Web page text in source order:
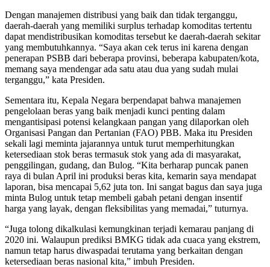
Dengan manajemen distribusi yang baik dan tidak terganggu,
daerah-daerah yang memiliki surplus terhadap komoditas tertentu
dapat mendistribusikan komoditas tersebut ke daerah-daerah sekitar
yang membutuhkannya. “Saya akan cek terus ini karena dengan
penerapan PSBB dari beberapa provinsi, beberapa kabupaten/kota,
memang saya mendengar ada satu atau dua yang sudah mulai
terganggu,” kata Presiden.
Sementara itu, Kepala Negara berpendapat bahwa manajemen
pengelolaan beras yang baik menjadi kunci penting dalam
mengantisipasi potensi kelangkaan pangan yang dilaporkan oleh
Organisasi Pangan dan Pertanian (FAO) PBB. Maka itu Presiden
sekali lagi meminta jajarannya untuk turut memperhitungkan
ketersediaan stok beras termasuk stok yang ada di masyarakat,
penggilingan, gudang, dan Bulog. “Kita berharap puncak panen
raya di bulan April ini produksi beras kita, kemarin saya mendapat
laporan, bisa mencapai 5,62 juta ton. Ini sangat bagus dan saya juga
minta Bulog untuk tetap membeli gabah petani dengan insentif
harga yang layak, dengan fleksibilitas yang memadai,” tuturnya.
“Juga tolong dikalkulasi kemungkinan terjadi kemarau panjang di
2020 ini. Walaupun prediksi BMKG tidak ada cuaca yang ekstrem,
namun tetap harus diwaspadai terutama yang berkaitan dengan
ketersediaan beras nasional kita,” imbuh Presiden.